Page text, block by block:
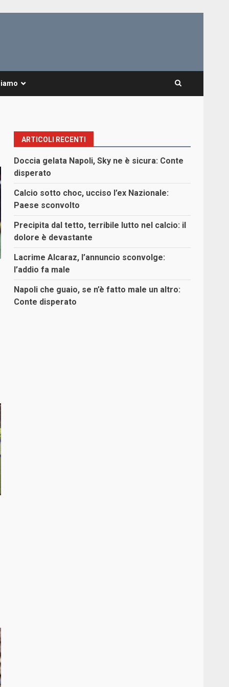
ARTICOLI RECENTI
Doccia gelata Napoli, Sky ne è sicura: Conte
disperato
Calcio sotto choc, ucciso l’ex Nazionale:
Paese sconvolto
Precipita dal tetto, terribile lutto nel calcio: il
dolore è devastante
Lacrime Alcaraz, l’annuncio sconvolge:
l’addio fa male
Napoli che guaio, se n’è fatto male un altro:
Conte disperato